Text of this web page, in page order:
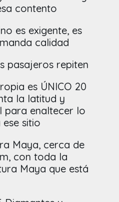
contento
es exigente, es
calidad
pasajeros repiten
es ÚNICO 20
la latitud y
para enaltecer lo
sitio
Maya, cerca de
con toda la
Maya que está